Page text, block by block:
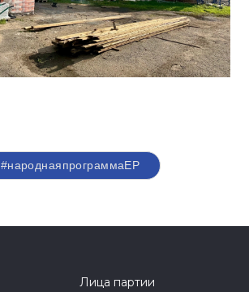
#народнаяпрограммаЕР
Лица партии